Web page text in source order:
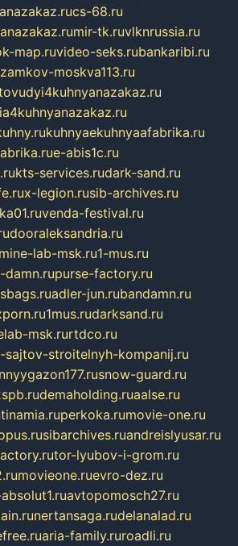
cs-68.ru
mir-tk.ruvlknrussia.ru
map.ruvideo-seks.rubankaribi.ru
moskva113.ru
kuhnyaekuhnyaafabrika.ru
e-abis1c.ru
kts-services.rudark-sand.ru
x-legion.rusib-archives.ru
venda-festival.ru
dooraleksandria.ru
mine-lab-msk.ru1-mus.ru
damn.rupurse-factory.ru
adler-jun.rubandamn.ru
1mus.rudarksand.ru
msk.rurtdco.ru
sajtov-stroitelnyh-kompanij.ru
snow-guard.ru
demaholding.ruaalse.ru
perkoka.rumovie-one.ru
sibarchives.ruandreislyusar.ru
tor-lyubov-i-grom.ru
movieone.ruevro-dez.ru
avtopomosch27.ru
nertansaga.rudelanalad.ru
aria-family.ruroadli.ru